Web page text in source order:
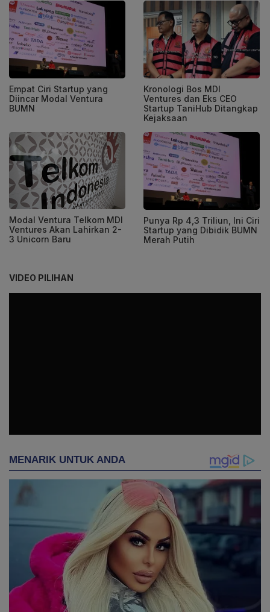
Empat Ciri Startup yang
Diincar Modal Ventura
BUMN
Kronologi Bos MDI
Ventures dan Eks CEO
Startup TaniHub Ditangkap
Kejaksaan
Modal Ventura Telkom MDI
Ventures Akan Lahirkan 2-
3 Unicorn Baru
Punya Rp 4,3 Triliun, Ini Ciri
Startup yang Dibidik BUMN
Merah Putih
VIDEO PILIHAN